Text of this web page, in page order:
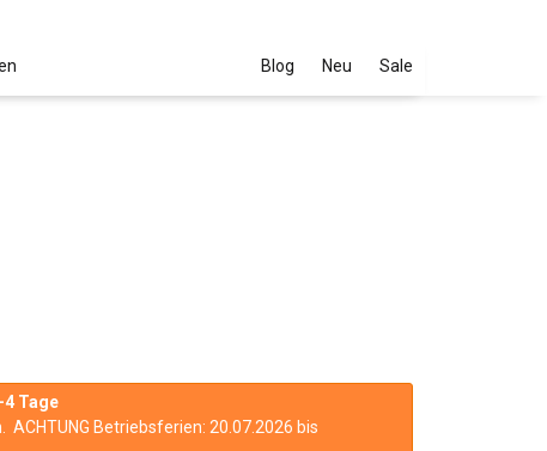
Blog Neu Sale
4 Tage
Betriebsferien: 20.07.2026 bis